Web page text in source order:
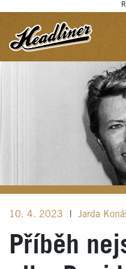
10. 4. 2023 Jarda
Příběh